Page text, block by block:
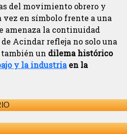
del movimiento obrero y
en símbolo frente a una
amenaza la continuidad
Acindar refleja no solo una
un dilema histórico
y la industriaen la